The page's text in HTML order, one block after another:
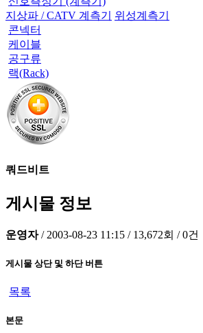
지상파 / CATV 계측기
위성계측기
콘넥터
케이블
공구류
랙(Rack)
쿼드비트
게시물 정보
운영자 / 2003-08-23 11:15 / 13,672회 / 0건
게시물 상단 및 하단 버튼
목록
본문